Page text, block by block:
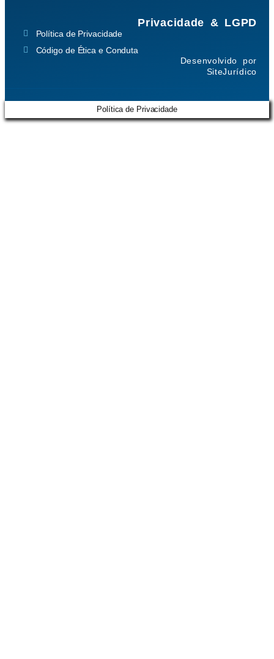
Privacidade & LGPD
Política de Privacidade
Código de Ética e Conduta
Desenvolvido por
SiteJurídico
Política de Privacidade